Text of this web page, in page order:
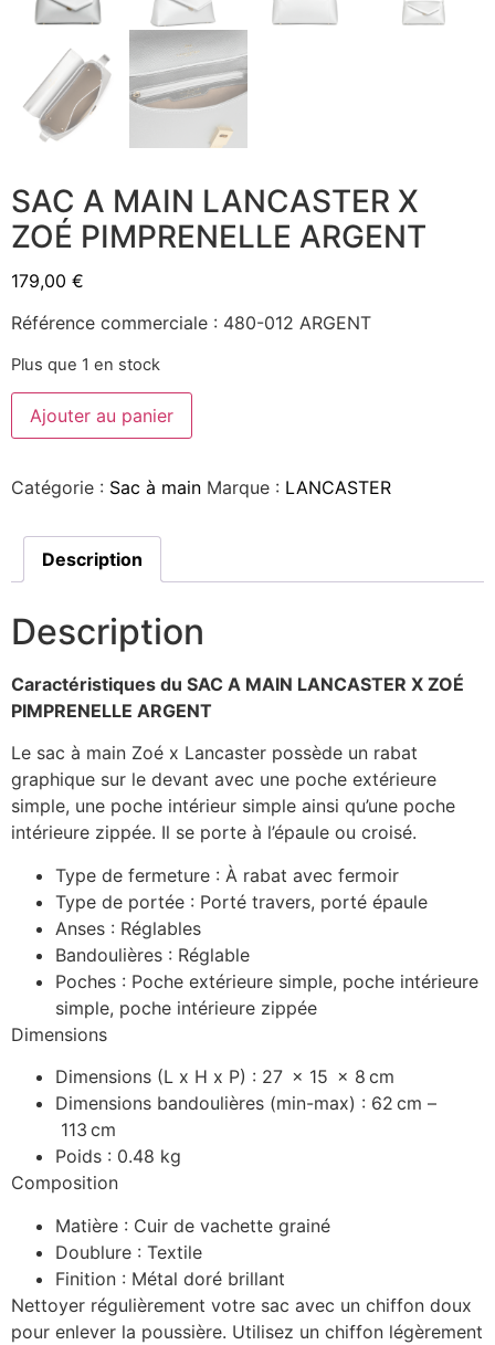
SAC A MAIN LANCASTER X
ZOÉ PIMPRENELLE ARGENT
179,00 €
Référence commerciale : 480-012 ARGENT
Plus que 1 en stock
Ajouter au panier
Catégorie : Sac à main Marque : LANCASTER
Description
Description
Caractéristiques du SAC A MAIN LANCASTER X ZOÉ
PIMPRENELLE ARGENT
Le sac à main Zoé x Lancaster possède un rabat
graphique sur le devant avec une poche extérieure
simple, une poche intérieur simple ainsi qu’une poche
intérieure zippée. Il se porte à l’épaule ou croisé.
Type de fermeture : À rabat avec fermoir
Type de portée : Porté travers, porté épaule
Anses : Réglables
Bandoulières : Réglable
Poches : Poche extérieure simple, poche intérieure
simple, poche intérieure zippée
Dimensions
Dimensions (L x H x P) : 27 x 15 x 8 cm
Dimensions bandoulières (min-max) : 62 cm –
113 cm
Poids : 0.48 kg
Composition
Matière : Cuir de vachette grainé
Doublure : Textile
Finition : Métal doré brillant
Nettoyer régulièrement votre sac avec un chiffon doux
pour enlever la poussière. Utilisez un chiffon légèrement